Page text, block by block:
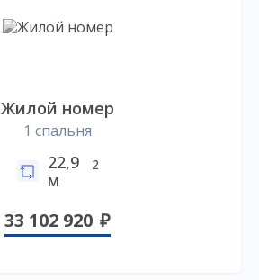
Жилой номер
1 спальня
22,9
м
2
33 102 920